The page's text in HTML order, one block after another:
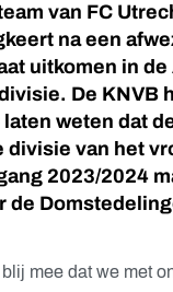
van FC
na een
uitkomen in
De KNVB
weten dat
divisie van het
2023/2024
de
mee dat we met